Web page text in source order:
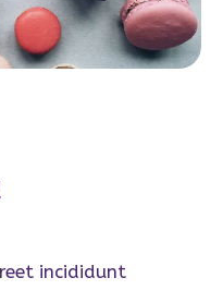
incididunt